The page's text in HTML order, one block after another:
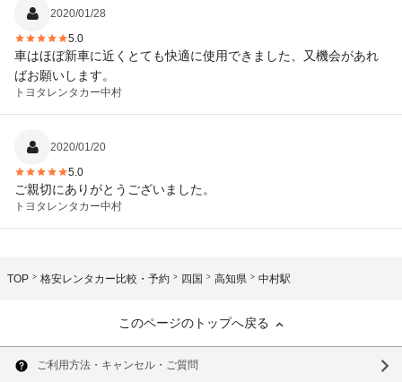
2020/01/28
5.0
車はほぼ新車に近くとても快適に使用できました、又機会があれ
ばお願いします。
トヨタレンタカー中村
2020/01/20
5.0
ご親切にありがとうございました。
トヨタレンタカー中村
TOP 格安レンタカー比較・予約 四国 高知県 中村駅
このページのトップへ戻る